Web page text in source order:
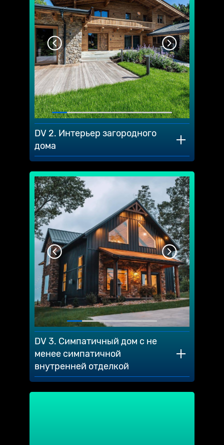
DV 2. Интерьер загородного
дома
DV 3. Симпатичный дом с не
менее симпатичной
внутренней отделкой